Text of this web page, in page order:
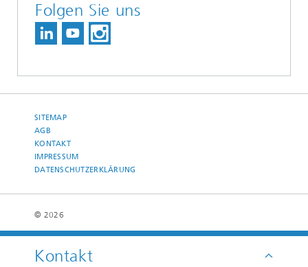
Kontakt
Folgen Sie uns
SITEMAP
AGB
KONTAKT
IMPRESSUM
DATENSCHUTZERKLÄRUNG
© 2026